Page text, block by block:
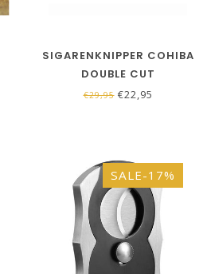
SIGARENKNIPPER COHIBA
DOUBLE CUT
€29,95€22,95
SALE-17%